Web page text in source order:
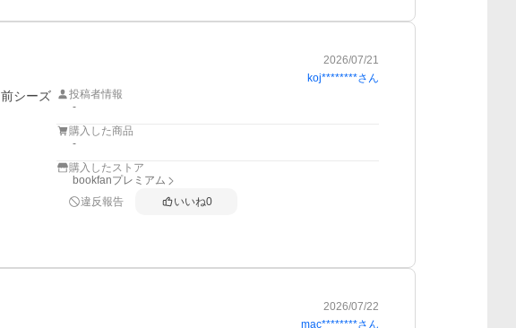
2026/07/21
koj********さん
シーズ
投稿者情報
-
購入した商品
-
購入したストア
bookfanプレミアム
違反報告
いいね0
2026/07/22
mac********さん